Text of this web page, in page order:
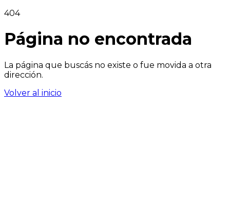
404
Página no encontrada
La página que buscás no existe o fue movida a otra
dirección.
Volver al inicio